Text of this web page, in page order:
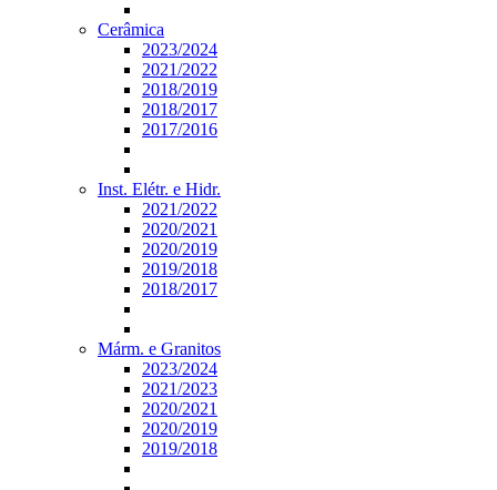
Cerâmica
2023/2024
2021/2022
2018/2019
2018/2017
2017/2016
Inst. Elétr. e Hidr.
2021/2022
2020/2021
2020/2019
2019/2018
2018/2017
Márm. e Granitos
2023/2024
2021/2023
2020/2021
2020/2019
2019/2018